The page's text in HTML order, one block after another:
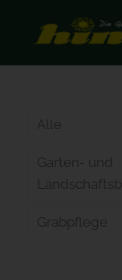
Alle
Garten- und
Grabpflege